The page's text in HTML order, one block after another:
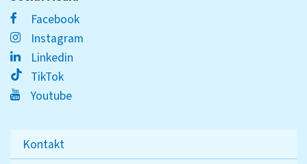
Facebook
Instagram
Linkedin
TikTok
Youtube
Kontakt